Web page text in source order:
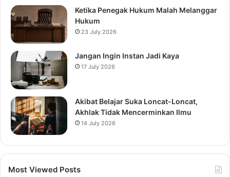
Ketika Penegak Hukum Malah Melanggar
Hukum
23 July 2026
Jangan Ingin Instan Jadi Kaya
17 July 2026
Akibat Belajar Suka Loncat-Loncat,
Akhlak Tidak Mencerminkan Ilmu
14 July 2026
Most Viewed Posts